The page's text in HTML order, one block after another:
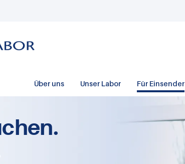
Über uns Unser Labor Für Einsender